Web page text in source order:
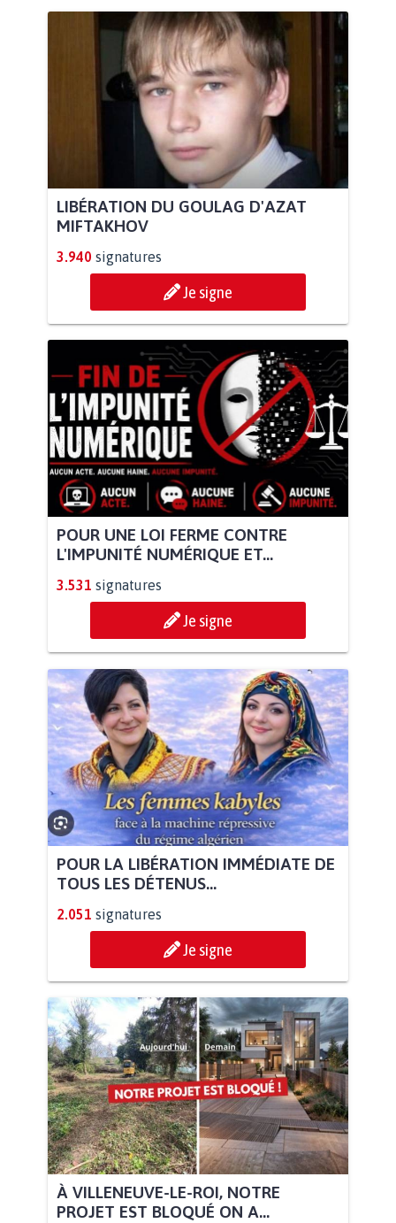
LIBÉRATION DU GOULAG D'AZAT
MIFTAKHOV
3.940 signatures
Je signe
POUR UNE LOI FERME CONTRE
L'IMPUNITÉ NUMÉRIQUE ET...
3.531 signatures
Je signe
POUR LA LIBÉRATION IMMÉDIATE DE
TOUS LES DÉTENUS...
2.051 signatures
Je signe
À VILLENEUVE-LE-ROI, NOTRE
PROJET EST BLOQUÉ ON A...